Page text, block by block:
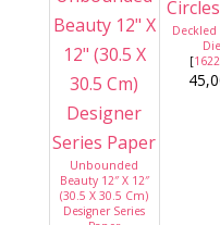
Unbounded
Beauty 12″ X 12″
(30.5 X 30.5 Cm)
Designer Series
Deckled
[